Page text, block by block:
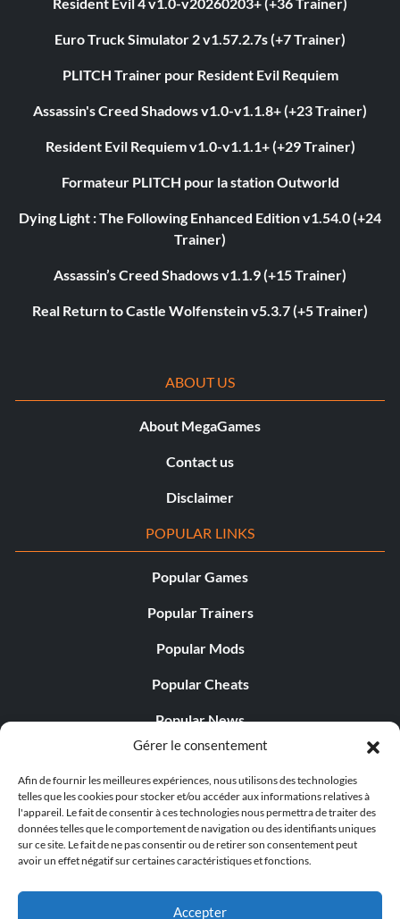
Gérer le consentement
Afin de fournir les meilleures expériences, nous utilisons des technologies
telles que les cookies pour stocker et/ou accéder aux informations relatives à
l'appareil. Le fait de consentir à ces technologies nous permettra de traiter des
données telles que le comportement de navigation ou des identifiants uniques
sur ce site. Le fait de ne pas consentir ou de retirer son consentement peut
avoir un effet négatif sur certaines caractéristiques et fonctions.
Accepter
Euro Truck Simulator 2 v1.57.2.7s (+7 Trainer)
PLITCH Trainer pour Resident Evil Requiem
Assassin's Creed Shadows v1.0-v1.1.8+ (+23 Trainer)
Resident Evil Requiem v1.0-v1.1.1+ (+29 Trainer)
Formateur PLITCH pour la station Outworld
Dying Light : The Following Enhanced Edition v1.54.0 (+24
Trainer)
Assassin’s Creed Shadows v1.1.9 (+15 Trainer)
Real Return to Castle Wolfenstein v5.3.7 (+5 Trainer)
ABOUT US
About MegaGames
Contact us
Disclaimer
POPULAR LINKS
Popular Games
Popular Trainers
Popular Mods
Popular Cheats
Popular News
Popular Editorials
Popular Free Games
LATEST UPDATES